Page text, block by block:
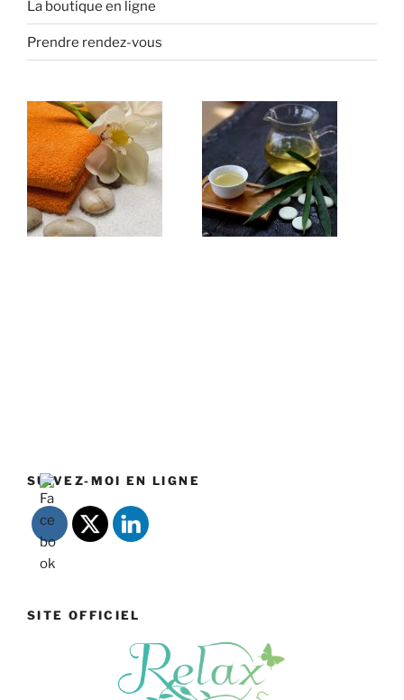
La boutique en ligne
Prendre rendez-vous
SUIVEZ-MOI EN LIGNE
SITE OFFICIEL